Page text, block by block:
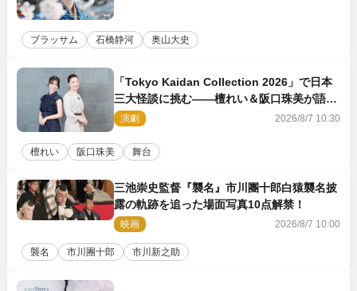
ブラッサム 石橋静河 奥山大史
「Tokyo Kaidan Collection 2026」で日本
三大怪談に挑む――檀れい＆阪口珠美が語る
「牡丹灯籠」の新たな魅力
演劇 2026/8/7 10:30
檀れい 阪口珠美 舞台
三池崇史監督『襲名』市川團十郎白猿襲名披
露の軌跡を追った場面写真10点解禁！
映画 2026/8/7 10:00
襲名 市川團十郎 市川新之助